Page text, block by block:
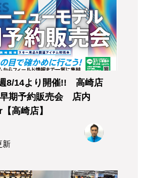
8/14より開催!! 高崎店
期予約販売会 店内
高崎店】
新